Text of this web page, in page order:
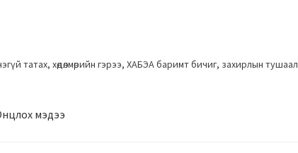
татах, хөдөлмөрийн гэрээ, ХАБЭА баримт бичиг, захирлын тушаал
мэдээ